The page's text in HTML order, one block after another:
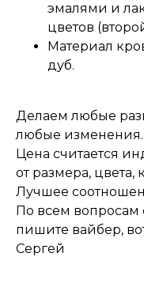
эмалями и
цветов
Материал
дуб.
Делаем любые
любые изменения.
Цена считается
от размера, цвета,
Лучшее
По всем вопросам
пишите вайбер,
Сергей